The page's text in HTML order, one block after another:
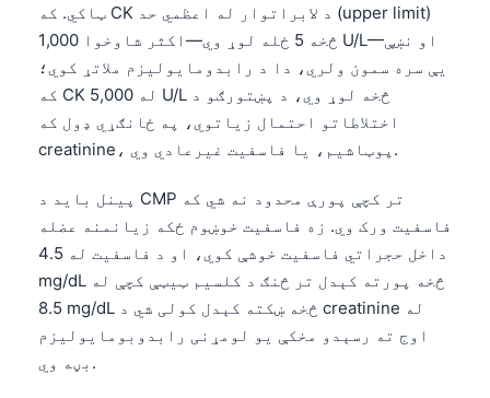
ټاکي. که CK د لابراتوار له اعظمي حد (upper limit)
څخه 5 ځله لوړ وي—اکثر شاوخوا 1,000 U/L—او نښې
یې سره سمون ولري، دا د رابدومایولیزم ملاتړ کوي؛
که CK له 5,000 U/L څخه لوړ وي، د پښتورګو د
اختلاطاتو احتمال زیاتوي، په ځانګړي ډول که
creatinine، پوټاشیم، یا فاسفیت غیرعادي وي.
پینل باید د CMP تر کچې پورې محدود نه شي که
فاسفیت ورک وي. زه فاسفیت خوښوم ځکه زیانمنه عضله
داخل حجراتي فاسفیت خوشې کوي، او د فاسفیت له 4.5
mg/dL څخه پورته کېدل تر څنګ د کلسیم ټیټې کچې له
8.5 mg/dL څخه ښکته کېدل کولی شي د creatinine له
اوج ته رسېدو مخکې یو لومړنی رابدوبومایولیزم
بڼه وي.